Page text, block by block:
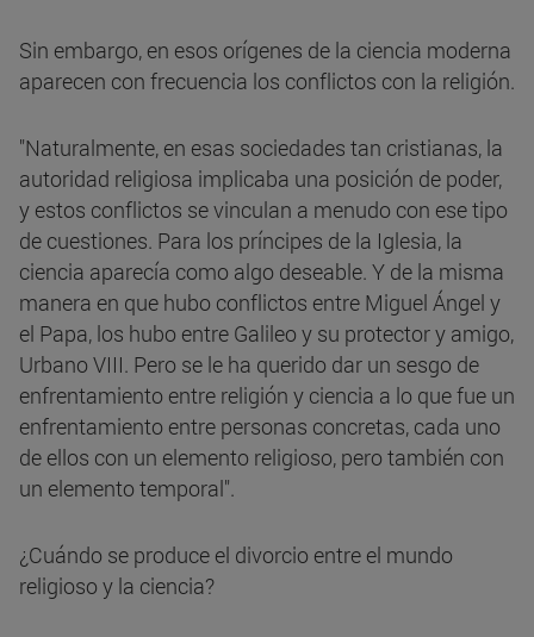
Sin embargo, en esos orígenes de la ciencia moderna
aparecen con frecuencia los conflictos con la religión.
"Naturalmente, en esas sociedades tan cristianas, la
autoridad religiosa implicaba una posición de poder,
y estos conflictos se vinculan a menudo con ese tipo
de cuestiones. Para los príncipes de la Iglesia, la
ciencia aparecía como algo deseable. Y de la misma
manera en que hubo conflictos entre Miguel Ángel y
el Papa, los hubo entre Galileo y su protector y amigo,
Urbano VIII. Pero se le ha querido dar un sesgo de
enfrentamiento entre religión y ciencia a lo que fue un
enfrentamiento entre personas concretas, cada uno
de ellos con un elemento religioso, pero también con
un elemento temporal".
¿Cuándo se produce el divorcio entre el mundo
religioso y la ciencia?